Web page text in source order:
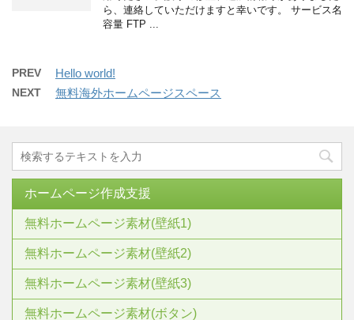
ら、連絡していただけますと幸いです。 サービス名
容量 FTP ...
PREV Hello world!
NEXT 無料海外ホームページスペース
ホームページ作成支援
無料ホームページ素材(壁紙1)
無料ホームページ素材(壁紙2)
無料ホームページ素材(壁紙3)
無料ホームページ素材(ボタン)